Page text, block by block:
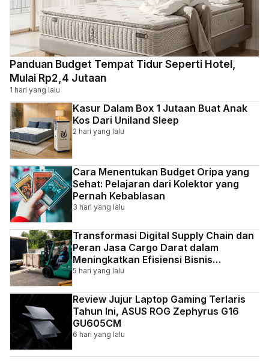
Panduan Budget Tempat Tidur Seperti Hotel,
Mulai Rp2,4 Jutaan
1 hari yang lalu
Kasur Dalam Box 1 Jutaan Buat Anak
Kos Dari Uniland Sleep
2 hari yang lalu
Cara Menentukan Budget Oripa yang
Sehat: Pelajaran dari Kolektor yang
Pernah Kebablasan
3 hari yang lalu
Transformasi Digital Supply Chain dan
Peran Jasa Cargo Darat dalam
Meningkatkan Efisiensi Bisnis
Indonesia
5 hari yang lalu
Review Jujur Laptop Gaming Terlaris
Tahun Ini, ASUS ROG Zephyrus G16
GU605CM
6 hari yang lalu